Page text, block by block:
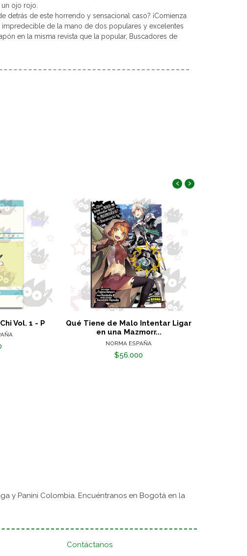
ojo rojo.
detrás de este horrendo y sensacional caso? ¡Comienza
de la mano de dos populares y excelentes
en la misma revista que la popular, Buscadores de
Vol. 1 - P
Qué Tiene de Malo Intentar Ligar
en una Mazmorr...
NORMA ESPAÑA
$56.000
‹ ›
y Panini Colombia. Encuéntranos en Bogotá en la
Contáctanos